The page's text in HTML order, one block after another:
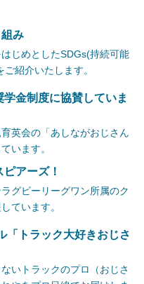
組み
じめとしたSDGs(持続可能
紹介いたします。
金制度に協賛していま
英会の「あしながおじさん
います。
アーズ！
グビーリーグワン所属のク
ています。
「トラック大好きおじさ
いトラックのプロ（おじさ